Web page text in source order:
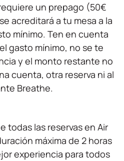
un prepago (50€
acreditará a tu mesa a la
mínimo. Ten en cuenta
gasto mínimo, no se te
y el monto restante no
cuenta, otra reserva ni al
Breathe.
todas las reservas en Air
máxima de 2 horas
experiencia para todos